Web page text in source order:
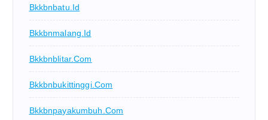
Bkkbnbatu.id
Bkkbnmalang.id
Bkkbnblitar.com
Bkkbnbukittinggi.com
Bkkbnpayakumbuh.com